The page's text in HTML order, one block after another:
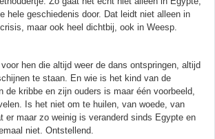
hele geschiedenis door. Dat leidt niet alleen in
maar ook heel dichtbij, ook in Weesp.
hen die altijd weer de dans ontspringen, altijd
te staan. En wie is het kind van de
de kribbe en zijn ouders is maar één voorbeeld,
Is het niet om te huilen, van woede, van
er maar zo weinig is veranderd sinds Egypte en
niet. Ontstellend.